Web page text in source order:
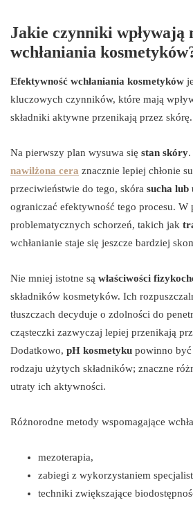
Jakie czynniki wpływają
wchłaniania
Efektywność wchłaniania kosmetyków
kluczowych czynników, które mają
składniki aktywne przenikają przez skórę.
Na pierwszy plan wysuwa się stan skóry.
nawilżona cera znacznie lepiej chłonie
przeciwieństwie do tego, skóra sucha lub
ograniczać efektywność tego procesu. W
problematycznych schorzeń, takich jak
wchłanianie staje się jeszcze bardziej
Nie mniej istotne są właściwości
składników kosmetyków. Ich
tłuszczach decyduje o zdolności do
cząsteczki zazwyczaj lepiej przenikają
Dodatkowo, pH kosmetyku powinno być
rodzaju użytych składników; znaczne
utraty ich aktywności.
Różnorodne metody wspomagające
mezoterapia,
zabiegi z wykorzystaniem
techniki zwiększające